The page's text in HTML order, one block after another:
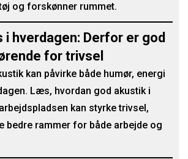
og forskønner rummet.
i hverdagen: Derfor er god
for trivsel
kan påvirke både humør, energi
Læs, hvordan god akustik i
kan styrke trivsel,
bedre rammer for både arbejde og